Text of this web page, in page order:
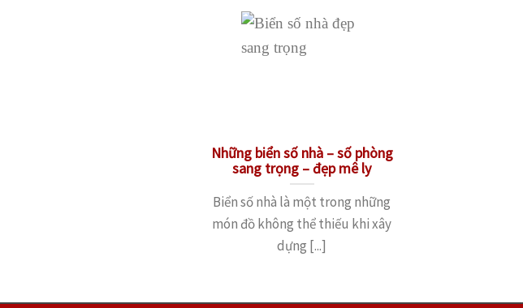
Những biển số nhà – số phòng
sang trọng – đẹp mê ly
Biển số nhà là một trong những
món đồ không thể thiếu khi xây
dựng [...]